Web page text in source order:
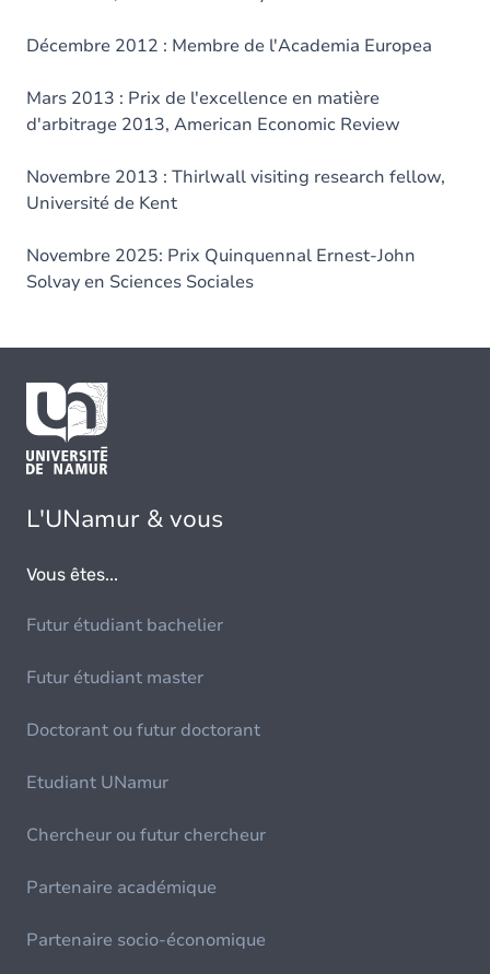
Décembre 2012 : Membre de l'Academia Europea
Mars 2013 : Prix de l'excellence en matière
d'arbitrage 2013, American Economic Review
Novembre 2013 : Thirlwall visiting research fellow,
Université de Kent
Novembre 2025: Prix Quinquennal Ernest-John
Solvay en Sciences Sociales
L'UNamur & vous
Vous êtes...
Futur étudiant bachelier
Futur étudiant master
Doctorant ou futur doctorant
Etudiant UNamur
Chercheur ou futur chercheur
Partenaire académique
Partenaire socio-économique